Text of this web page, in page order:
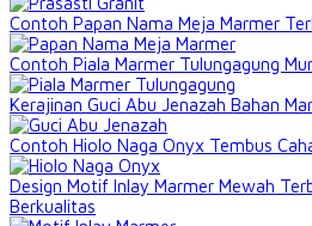
Contoh Papan Nama Meja Marmer
Contoh Piala Marmer Tulungagung
Kerajinan Guci Abu Jenazah Bahan
Contoh Hiolo Naga Onyx Tembus
Design Motif Inlay Marmer Mewah
Berkualitas